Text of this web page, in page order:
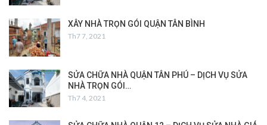
XÂY NHÀ TRỌN GÓI QUẬN TÂN BÌNH
Th7 7, 2021
SỬA CHỮA NHÀ QUẬN TÂN PHÚ – DỊCH VỤ SỬA
NHÀ TRỌN GÓI…
Th7 4, 2021